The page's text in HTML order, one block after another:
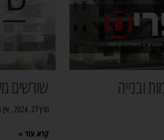
ובנייה שורשים
מרץ 27, 2024
קרא עוד »